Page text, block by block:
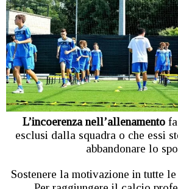
L’incoerenza nell’allenamento
esclusi dalla squadra o che essi
abbandonare lo
Sostenere la motivazione in tutte